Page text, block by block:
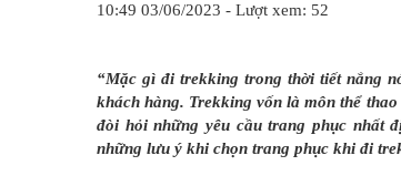
10:49 03/06/2023 - Lượt xem: 52
“Mặc gì đi trekking trong thời tiết nắng
khách hàng. Trekking vốn là môn thể
đòi hỏi những yêu cầu trang phục nhất
những lưu ý khi chọn trang phục khi đi